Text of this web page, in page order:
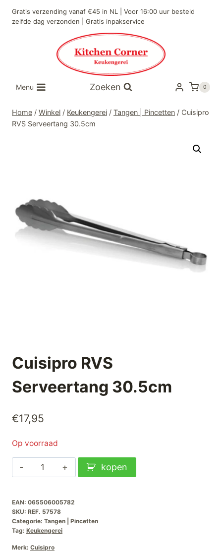
naar
Gratis verzending vanaf €45 in NL | Voor 16:00 uur besteld
zelfde dag verzonden | Gratis inpakservice
Menu Zoeken 0
Home / Winkel / Keukengerei / Tangen | Pincetten / Cuisipro
RVS Serveertang 30.5cm
Cuisipro RVS
Serveertang 30.5cm
€17,95
Op voorraad
Cuisipro
RVS
30.5cm
aantal
kopen
EAN: 065506005782
SKU: REF. 57578
Categorie: Tangen | Pincetten
Tag: Keukengerei
Merk: Cuisipro